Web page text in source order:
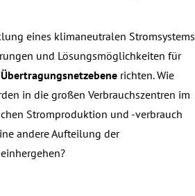
eines klimaneutralen Stromsystems
und Lösungsmöglichkeiten für
richten. Wie
in die großen Verbrauchszentren im
Stromproduktion und -verbrauch
andere Aufteilung der